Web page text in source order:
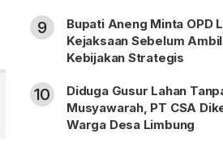
9
Bupati Aneng Minta OPD
Kejaksaan Sebelum Ambil
Kebijakan Strategis
10
Diduga Gusur Lahan
Musyawarah, PT CSA
Warga Desa Limbung